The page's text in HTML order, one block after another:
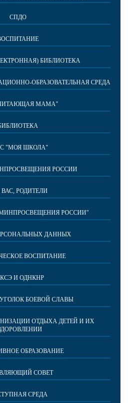
СПДО
БИБЛИОТЕКА
ОБРАЗОВАТЕЛЬНАЯ СРЕДА
МАМА"
"МОЯ ШКОЛА"
РОССИИ
ВАС, РОДИТЕЛИ
РОССИИ"
ДАННЫХ
ВОСПИТАНИЕ
И ОДНКНР
БОЕВОЙ СЛАВЫ
ОТДЫХА ДЕТЕЙ И ИХ
ОБРАЗОВАНИЕ
СОВЕТ
СРЕДА